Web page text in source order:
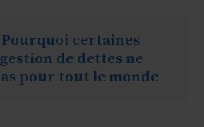
Pourquoi certaines
de dettes ne
pour tout le monde